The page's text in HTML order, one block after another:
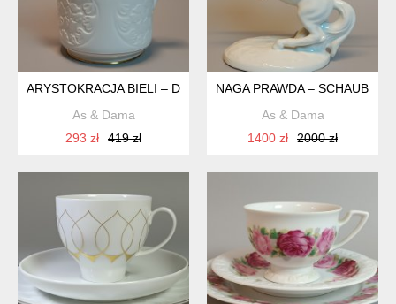
ARYSTOKRACJA BIELI – DZBANEK STAFFORDSHIRE CROWN
As & Dama
293 zł
419 zł
NAGA PRAWDA –
As & Dama
1400 zł
2000 zł